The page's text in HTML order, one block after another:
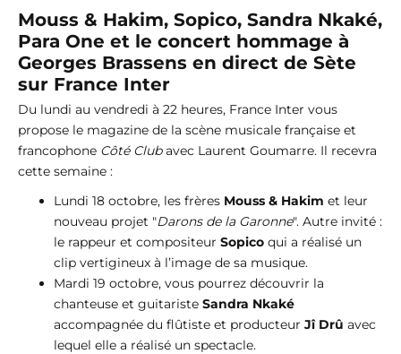
Mouss & Hakim, Sopico, Sandra Nkaké,
Para One et le concert hommage à
Georges Brassens en direct de Sète
sur France Inter
Du lundi au vendredi à 22 heures, France Inter vous
propose le magazine de la scène musicale française et
francophone Côté Clubavec Laurent Goumarre. Il recevra
cette semaine :
Lundi 18 octobre, les frères Mouss & Hakim et leur
nouveau projet "Darons de la Garonne". Autre invité :
le rappeur et compositeur Sopico qui a réalisé un
clip vertigineux à l’image de sa musique.
Mardi 19 octobre, vous pourrez découvrir la
chanteuse et guitariste Sandra Nkaké
accompagnée du flûtiste et producteur Jî Drû avec
lequel elle a réalisé un spectacle.